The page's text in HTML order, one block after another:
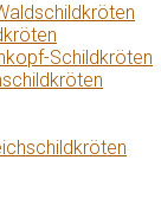
Schildkröten